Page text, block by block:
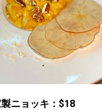
ニョッキ：$18